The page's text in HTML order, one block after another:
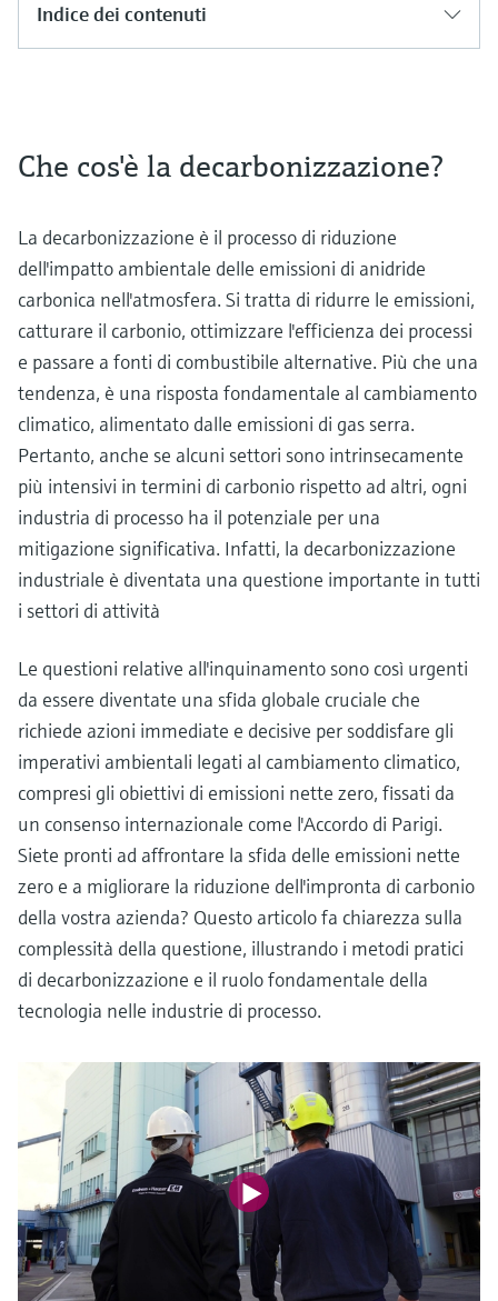
Indice dei contenuti
Che cos'è la decarbonizzazione?
La decarbonizzazione è il processo di riduzione
dell'impatto ambientale delle emissioni di anidride
carbonica nell'atmosfera. Si tratta di ridurre le emissioni,
catturare il carbonio, ottimizzare l'efficienza dei processi
e passare a fonti di combustibile alternative. Più che una
tendenza, è una risposta fondamentale al cambiamento
climatico, alimentato dalle emissioni di gas serra.
Pertanto, anche se alcuni settori sono intrinsecamente
più intensivi in termini di carbonio rispetto ad altri, ogni
industria di processo ha il potenziale per una
mitigazione significativa. Infatti, la decarbonizzazione
industriale è diventata una questione importante in tutti
i settori di attività
Le questioni relative all'inquinamento sono così urgenti
da essere diventate una sfida globale cruciale che
richiede azioni immediate e decisive per soddisfare gli
imperativi ambientali legati al cambiamento climatico,
compresi gli obiettivi di emissioni nette zero, fissati da
un consenso internazionale come l'Accordo di Parigi.
Siete pronti ad affrontare la sfida delle emissioni nette
zero e a migliorare la riduzione dell'impronta di carbonio
della vostra azienda? Questo articolo fa chiarezza sulla
complessità della questione, illustrando i metodi pratici
di decarbonizzazione e il ruolo fondamentale della
tecnologia nelle industrie di processo.